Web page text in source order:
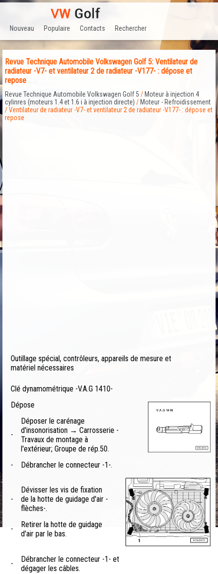
Nouveau Populaire Contacts Rechercher
Revue Technique Automobile Volkswagen Golf 5: Ventilateur de
radiateur -V7- et ventilateur 2 de radiateur -V177- : dépose et
repose
Revue Technique Automobile Volkswagen Golf 5 / Moteur à injection 4
cylinres (moteurs 1.4 et 1.6 i à injection directe) / Moteur - Refroidissement
/ Ventilateur de radiateur -V7- et ventilateur 2 de radiateur -V177- : dépose et
repose
Outillage spécial, contrôleurs, appareils de mesure et
matériel nécessaires
Clé dynamométrique -V.A.G 1410-
Dépose
-
Déposer le carénage
d'insonorisation → Carrosserie -
Travaux de montage à
l'extérieur; Groupe de rép.50.
-
Débrancher le connecteur -1-.
-
Dévisser les vis de fixation
de la hotte de guidage d'air -
flèches-.
-
Retirer la hotte de guidage
d'air par le bas.
-
Débrancher le connecteur -1- et
dégager les câbles.